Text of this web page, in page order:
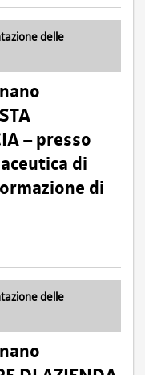
delle
– presso
di
di
delle